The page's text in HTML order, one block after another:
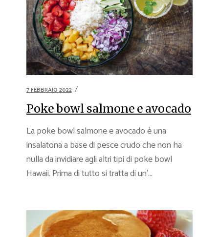
7 FEBBRAIO 2022
Poke bowl salmone e avocado
La poke bowl salmone e avocado è una
insalatona a base di pesce crudo che non ha
nulla da invidiare agli altri tipi di poke bowl
Hawaii. Prima di tutto si tratta di un’...